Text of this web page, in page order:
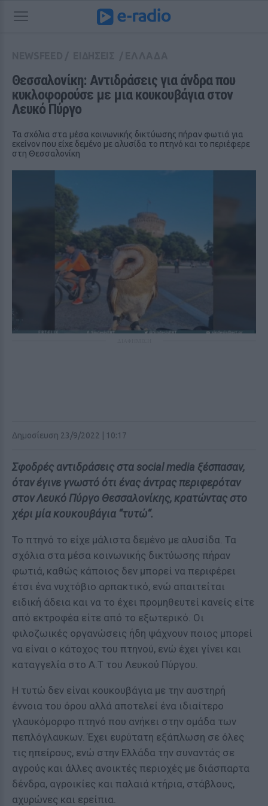
Θεσσαλονίκη: Αντιδράσεις για άνδρα που
κυκλοφορούσε με μια κουκουβάγια στον
Λευκό Πύργο
Τα σχόλια στα μέσα κοινωνικής δικτύωσης πήραν φωτιά για
εκείνον που είχε δεμένο με αλυσίδα το πτηνό και το περιέφερε
στη Θεσσαλονίκη
Δημοσίευση 23/9/2022 | 10:17
Σφοδρές αντιδράσεις στα social media ξέσπασαν,
όταν έγινε γνωστό ότι ένας άντρας περιφερόταν
στον Λευκό Πύργο Θεσσαλονίκης, κρατώντας στο
χέρι μία κουκουβάγια “τυτώ“.
Το πτηνό το είχε μάλιστα δεμένο με αλυσίδα. Τα
σχόλια στα μέσα κοινωνικής δικτύωσης πήραν
φωτιά, καθώς κάποιος δεν μπορεί να περιφέρει
έτσι ένα νυχτόβιο αρπακτικό, ενώ απαιτείται
ειδική άδεια και να το έχει προμηθευτεί κανείς είτε
από εκτροφέα είτε από το εξωτερικό. Οι
φιλοζωικές οργανώσεις ήδη ψάχνουν ποιος μπορεί
να είναι ο κάτοχος του πτηνού, ενώ έχει γίνει και
καταγγελία στο Α.Τ του Λευκού Πύργου.
Η τυτώ δεν είναι κουκουβάγια με την αυστηρή
έννοια του όρου αλλά αποτελεί ένα ιδιαίτερο
γλαυκόμορφο πτηνό που ανήκει στην ομάδα των
πεπλόγλαυκων. Έχει ευρύτατη εξάπλωση σε όλες
τις ηπείρους, ενώ στην Ελλάδα την συναντάς σε
αγρούς και άλλες ανοικτές περιοχές με διάσπαρτα
δένδρα, αγροικίες και παλαιά κτήρια, στάβλους,
αχυρώνες και ερείπια.